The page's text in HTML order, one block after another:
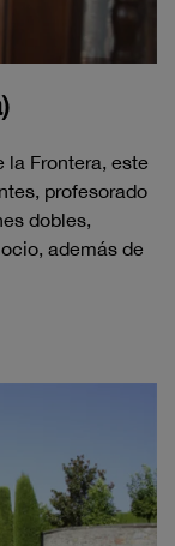
la Frontera, este
profesorado
dobles,
además de